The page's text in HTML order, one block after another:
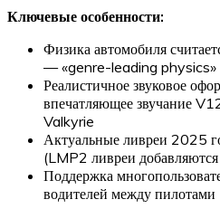
Ключевые особенности:
Физика автомобиля
— «genre-leading physics»
Реалистичное звуковое
впечатляющее звучание
Valkyrie
Актуальные ливреи 2025
(LMP2 ливреи
Поддержка
водителей между пилотами